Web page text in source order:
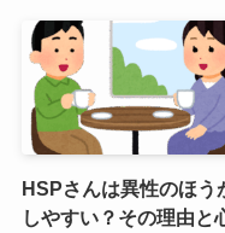
HSPさんは異性のほう
しやすい？その理由と